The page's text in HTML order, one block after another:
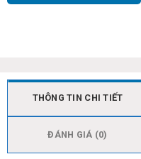
THÔNG TIN CHI TIẾT
ĐÁNH GIÁ (0)